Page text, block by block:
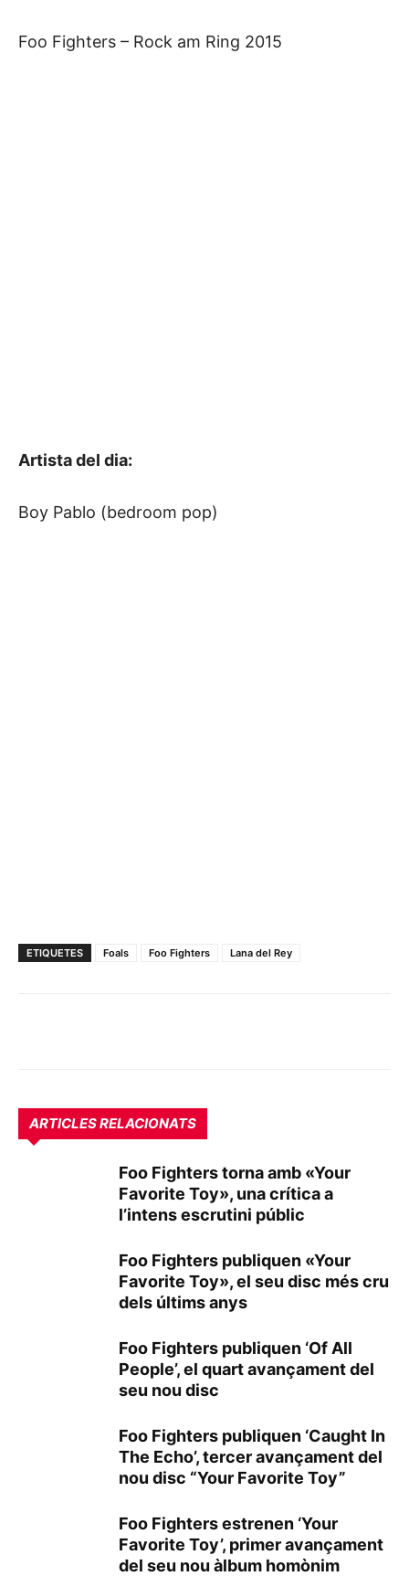
Foo Fighters – Rock am Ring 2015
Artista del dia:
Boy Pablo (bedroom pop)
ETIQUETES Foals Foo Fighters Lana del Rey
ARTICLES RELACIONATS
Foo Fighters torna amb «Your
Favorite Toy», una crítica a
l’intens escrutini públic
Foo Fighters publiquen «Your
Favorite Toy», el seu disc més cru
dels últims anys
Foo Fighters publiquen ‘Of All
People’, el quart avançament del
seu nou disc
Foo Fighters publiquen ‘Caught In
The Echo’, tercer avançament del
nou disc “Your Favorite Toy”
Foo Fighters estrenen ‘Your
Favorite Toy’, primer avançament
del seu nou àlbum homònim